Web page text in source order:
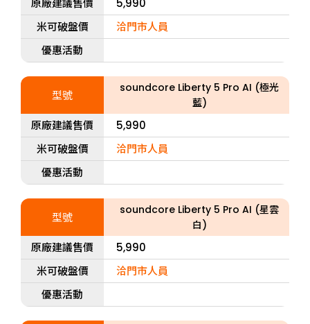
原廠建議售價
5,990
米可破盤價
洽門市人員
優惠活動
型號
soundcore Liberty 5 Pro AI (極光
藍)
原廠建議售價
5,990
米可破盤價
洽門市人員
優惠活動
型號
soundcore Liberty 5 Pro AI (星雲
白)
原廠建議售價
5,990
米可破盤價
洽門市人員
優惠活動